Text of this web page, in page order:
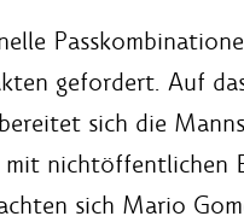
gefordert. Auf
sich die
mit nichtöffentlichen
sich Mario